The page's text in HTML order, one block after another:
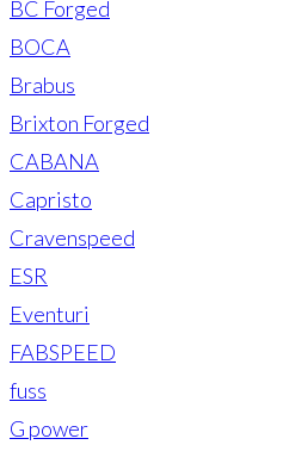
BC Forged
BOCA
Brabus
Brixton Forged
CABANA
Capristo
Cravenspeed
ESR
Eventuri
FABSPEED
fuss
G power